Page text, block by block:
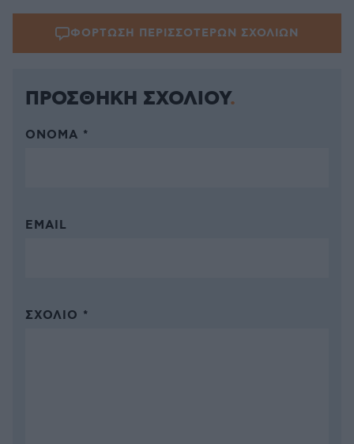
ΦΟΡΤΩΣΗ ΠΕΡΙΣΣΟΤΕΡΩΝ ΣΧΟΛΙΩΝ
ΠΡΟΣΘΗΚΗ ΣΧΟΛΙΟΥ
ΌΝΟΜΑ *
EMAIL
ΣΧΌΛΙΟ *